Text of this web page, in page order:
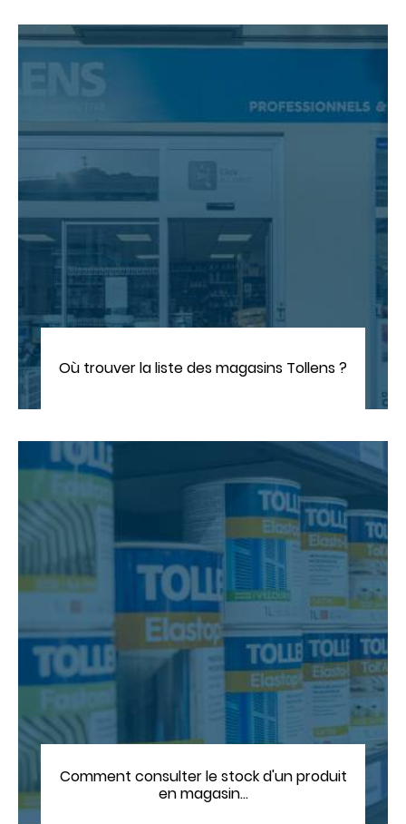
Où trouver la liste des magasins Tollens ?
Comment consulter le stock d'un produit
en magasin…